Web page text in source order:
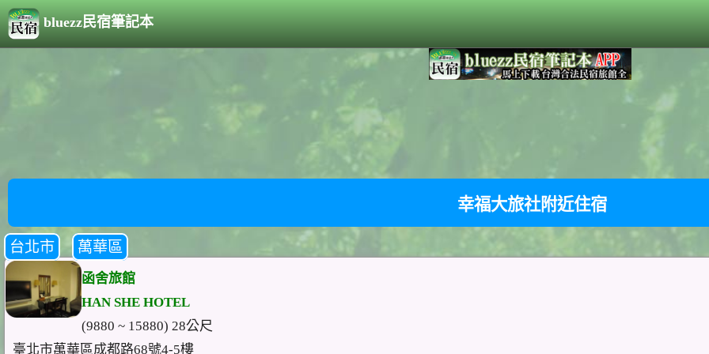
bluezz民宿筆記本
幸福大旅社附近住宿
台北市 萬華區
函舍旅館
HAN SHE HOTEL
(9880 ~ 15880) 28公尺
臺北市萬華區成都路68號4-5樓